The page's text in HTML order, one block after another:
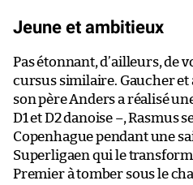
Jeune et ambitieux
Pas étonnant, d’ailleurs, de
cursus similaire. Gaucher et
son père Anders a réalisé
D1 et D2 danoise –, Rasmus
Copenhague pendant une
Superligaen qui le
Premier à tomber sous le